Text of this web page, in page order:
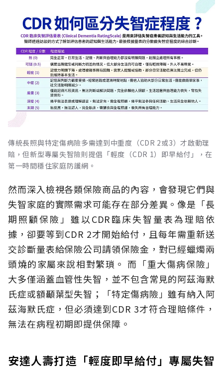
傳統長照與特定傷病險多需達到中重度（CDR 2或3）才啟動理
賠，但新型專屬失智險則提倡「輕度（CDR 1）即早給付」，在
第一時間穩住家庭防護網。
然而深入檢視各類保險商品的內容，會發現它們與
失智家庭的實際需求可能存在部分差異。像是「長
期照顧保險」雖以CDR臨床失智量表為理賠依
據，卻要等到CDR 2才開始給付，且每年需重新送
交診斷量表給保險公司請領保險金，對已經蠟燭兩
頭燒的家屬來說相對繁瑣。 而「重大傷病保險」
大多僅涵蓋血管性失智，並不包含常見的阿茲海默
氏症或額顳葉型失智；「特定傷病險」雖有納入阿
茲海默氏症，但必須達到CDR 3才符合理賠條件，
無法在病程初期即提供保障。
安達人壽打造「輕度即早給付」專屬失智